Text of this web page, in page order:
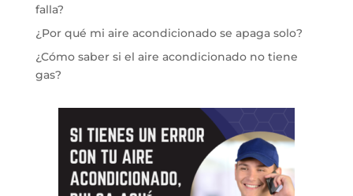
falla?
¿Por qué mi aire acondicionado se apaga solo?
¿Cómo saber si el aire acondicionado no tiene
gas?